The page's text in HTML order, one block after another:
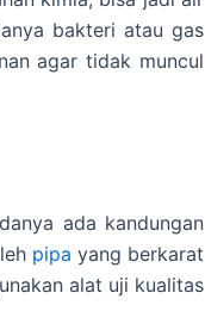
bakteri atau gas
agar tidak muncul
ada kandungan
pipa yang berkarat
alat uji kualitas